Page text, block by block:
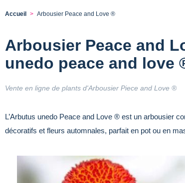
Accueil Arbousier Peace and Love ®
Arbousier Peace and
unedo peace and love
Vente en ligne de plants d'Arbousier Piece and Love ®
L’Arbutus unedo Peace and Love ® est un arbousier
décoratifs et fleurs automnales, parfait en pot ou en